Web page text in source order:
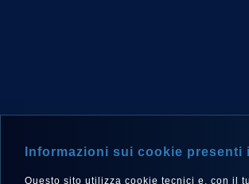
Informazioni sui cookie presenti
Questo sito utilizza cookie tecnici e, con il